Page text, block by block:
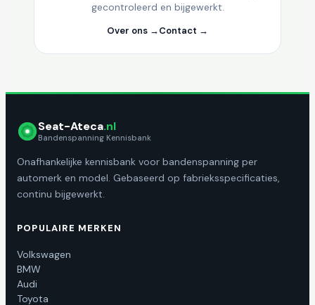
gecontroleerd en bijgewerkt.
Over ons →Contact →
Seat-Ateca.nl
Bandenspanning Kennisbank
Onafhankelijke kennisbank voor bandenspanning per
automerk en model. Gebaseerd op fabrieksspecificaties,
continu bijgewerkt.
POPULAIRE MERKEN
Volkswagen
BMW
Audi
Toyota